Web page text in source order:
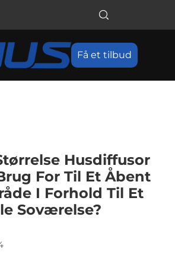
Få et tilbud
Husdiffusor
For Til Et Åbent
I Forhold Til Et
Soværelse?